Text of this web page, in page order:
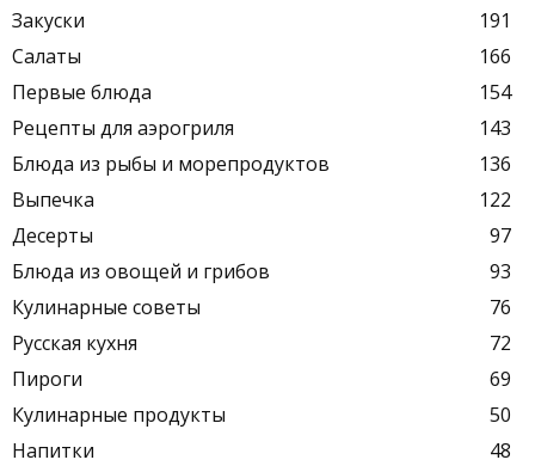
Закуски
191
Салаты
166
Первые блюда
154
Рецепты для аэрогриля
143
Блюда из рыбы и морепродуктов
136
Выпечка
122
Десерты
97
Блюда из овощей и грибов
93
Кулинарные советы
76
Русская кухня
72
Пироги
69
Кулинарные продукты
50
Напитки
48